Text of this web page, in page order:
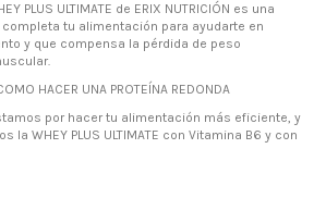
PLUS ULTIMATE de ERIX NUTRICIÓN es una
tu alimentación para ayudarte en
y que compensa la pérdida de peso
HACER UNA PROTEÍNA REDONDA
por hacer tu alimentación más eficiente, y
la WHEY PLUS ULTIMATE con Vitamina B6 y con